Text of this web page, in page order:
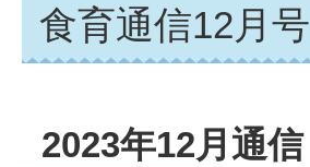
食育通信12月号
2023年12月通信